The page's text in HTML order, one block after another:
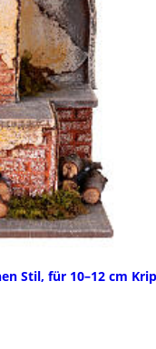
Stil, für 10–12 cm